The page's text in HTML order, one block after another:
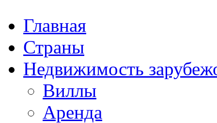
Главная
Страны
Недвижимость
Виллы
Аренда